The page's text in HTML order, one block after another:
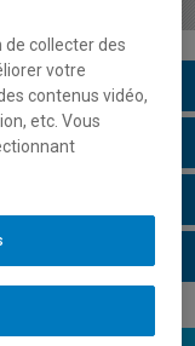
de collecter des
votre
contenus vidéo,
etc. Vous